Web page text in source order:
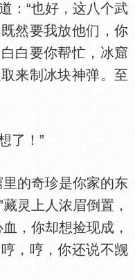
：“也好，这八个武
然要我放他们，你
白要你帮忙，冰窟
来制冰块神弹。至
了！”
的奇珍是你家的东
灵上人浓眉倒置，
，你却想捡现成，
，哼，你还说不觊